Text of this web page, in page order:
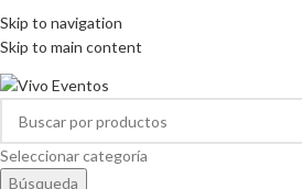
Skip to navigation
Skip to main content
HORARIOS DE ATENCIÓN: 8:00 - 17:00
ARRIENDO DE MOBILIARIO PARA
Seleccionar categoría
Búsqueda